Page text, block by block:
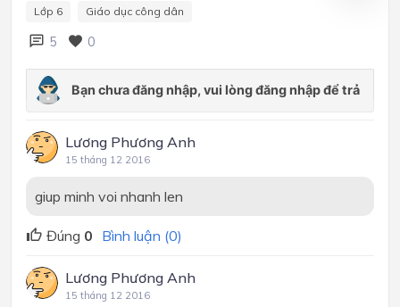
Lớp 6 Giáo dục công dân
5 0
Lương Phương Anh
15 tháng 12 2016
giup minh voi nhanh len
Đúng 0 Bình luận (0)
Lương Phương Anh
15 tháng 12 2016